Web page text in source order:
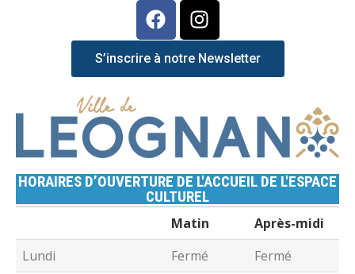
S’inscrire à notre Newsletter
HORAIRES D’OUVERTURE DE L'ACCUEIL DE L'ESPACE
CULTUREL
Matin
Après-midi
Lundi
Fermé
Fermé